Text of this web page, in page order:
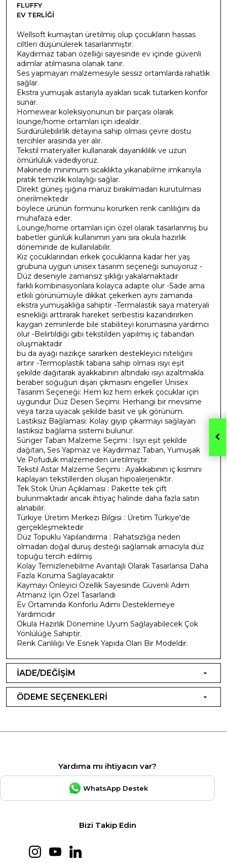
FLUFFY
EV TERLIĞI
Wellsoft kumaştan üretilmiş olup çocukların hassas
ciltleri düşünülerek tasarlanmıştır.
Kaydırmaz taban özelliği sayesinde ev içinde güvenli
adımlar atılmasına olanak tanır.
Ses yapmayan malzemesiyle sessiz ortamlarda rahatlık
sağlar.
Ekstra yumuşak astarıyla ayakları sıcak tutarken konfor
sunar.
Homewear koleksiyonunun bir parçası olarak
lounge/home ortamları için idealdir.
Sürdürülebilirlik detayına sahip olması çevre dostu
tercihler arasında yer alır.
Tekstil materyaller kullanarak dayanıklılık ve uzun
ömürlülük vadediyoruz.
Makinede minimum sıcaklıkta yıkanabilme imkanıyla
pratik temizlik kolaylığı sağlar.
Direkt güneş ışığına maruz bırakılmadan kurutulması
önerilmektedir
böylece ürünün formunu korurken renk canlılığını da
muhafaza eder.
Lounge/home ortamları için özel olarak tasarlanmış bu
babetler günlük kullanımın yanı sıra okula hazırlık
döneminde de kullanılabilir.
Kız çocuklarından erkek çocuklarına kadar her yaş
grubuna uygun unisex tasarım seçeneği sunuyoruz -
Düz deseniyle zamansız şıklığı yakalamaktadır
farklı kombinasyonlara kolayca adapte olur -Sade ama
etkili görünümüyle dikkat çekerken aynı zamanda
ekstra yumuşaklığa sahiptir -Termalastik saya materyali
esnekliği arttırarak hareket serbestisi kazandırırken
kaygan zeminlerde bile stabiliteyi korumasına yardımcı
olur -Belirtildiği gibi tekstilden yapılmış iç tabandan
oluşmaktadır
bu da ayağı nazikçe sararken destekleyici niteliğini
artırır -Termoplastik tabana sahip olması ısıyı eşit
şekilde dağıtarak ayakkabının altındaki ısıyı azaltmakla
beraber soğuğun dışarı çıkmasını engeller Unisex
Tasarım Seçeneği: Hem kız hem erkek çocuklar için
uygundur Düz Desen Seçimi: Herhangi bir mevsime
veya tarza uyacak şekilde basit ve şık görünüm.
Lastiksiz Bağlaması: Kolay giyip çıkarmayı sağlayan
lastiksiz bağlama sistemi bulunur.
Sünger Taban Malzeme Seçimi : Isıyı eşit şekilde
dağıtan, Ses Yapmaz ve Kaydırmaz Taban, Yumuşak
Ve Pofuduk malzemeden üretilmiştir.
Tekstil Astar Malzeme Seçimi : Ayakkabının iç kısmını
kaplayan tekstillerden oluşan hipoalerjeniktir.
Tek Stok Ürün Açıklaması : Pakette tek çift
bulunmaktadır ancak ihtiyaç halinde daha fazla satın
alınabilir.
Türkiye Üretim Merkezi Bilgisi : Üretim Türkiye'de
gerçekleşmektedir
Düz Topuklu Yapılandırma : Rahatsızlığa neden
olmadan doğal duruş desteği sağlamak amacıyla düz
topuğu tercih edilmiş
Kolay Temizlenebilme Avantajlı Olarak Tasarlansa Daha
Fazla Koruma Sağlayacaktır
Kaymayı Önleyici Özellik Sayesinde Güvenli Adım
Atmanız İçin Özel Tasarlandı
Ev Ortamında Konforlu Adımı Desteklemeye
Yardımcıdır
Okula Hazırlık Dönemine Uyum Sağlayabilecek Çok
Yönlülüğe Sahiptir.
Renk Canlılığı Ve Esnek Yapıda Olan Bir Modeldir.
İADE/DEĞİŞİM
ÖDEME SEÇENEKLERİ
Yardıma mı ihtiyacın var?
WhatsApp Destek
Bizi Takip Edin